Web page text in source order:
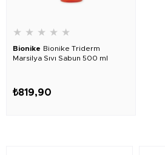
★ ★ ★ ★ ★
Bionike Bionike Triderm
Marsilya Sıvı Sabun 500 ml
₺819,90